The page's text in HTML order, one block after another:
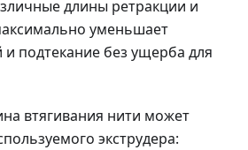
длины ретракции и
уменьшает
подтекание без ущерба для
втягивания нити может
экструдера: